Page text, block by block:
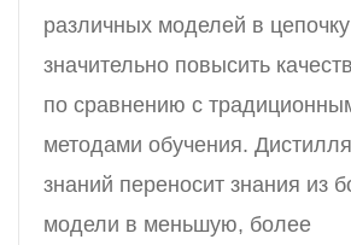
различных моделей в
значительно повысить
по сравнению с
методами обучения.
знаний переносит знания из
модели в меньшую, более